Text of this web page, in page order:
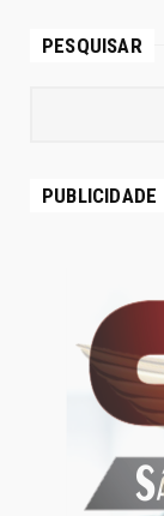
PESQUISAR
PUBLICIDADE